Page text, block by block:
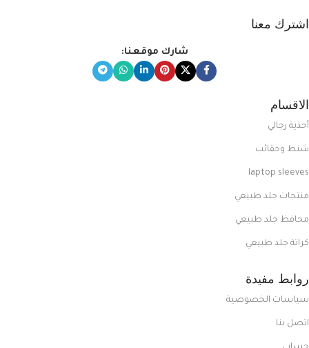
اشترك معنا
شارك موقعنا:
الاقسام
أحذية رجالي
شنط وحقائب
laptop sleeves
منتجات جلد طبيعي
محافظ جلد طبيعي
كراتة جلد طبيعي
روابط مفيدة
سياسات الخصوصية
اتصل بنا